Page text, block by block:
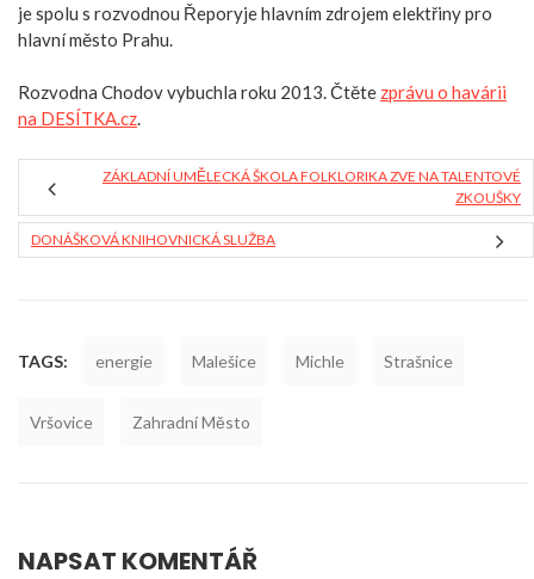
je spolu s rozvodnou Řeporyje hlavním zdrojem elektřiny pro
hlavní město Prahu.
Rozvodna Chodov vybuchla roku 2013. Čtěte zprávu o havárii
na DESÍTKA.cz.
ZÁKLADNÍ UMĚLECKÁ ŠKOLA FOLKLORIKA ZVE NA TALENTOVÉ
ZKOUŠKY
DONÁŠKOVÁ KNIHOVNICKÁ SLUŽBA
TAGS: energie Malešice Michle Strašnice
Vršovice Zahradní Město
NAPSAT KOMENTÁŘ